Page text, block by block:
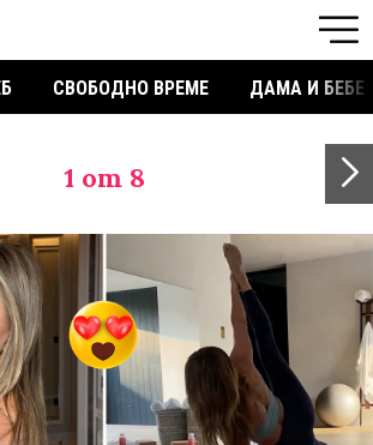
СВОБОДНО ВРЕМЕ ДАМА И БЕБЕ
1 от 8